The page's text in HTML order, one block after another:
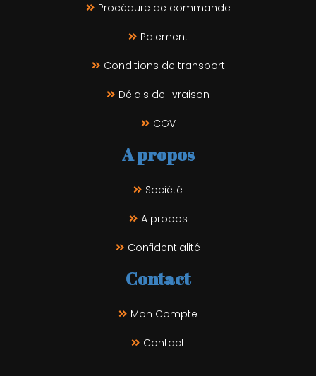
Procédure de commande
Paiement
Conditions de transport
Délais de livraison
CGV
A propos
Société
A propos
Confidentialité
Contact
Mon Compte
Contact